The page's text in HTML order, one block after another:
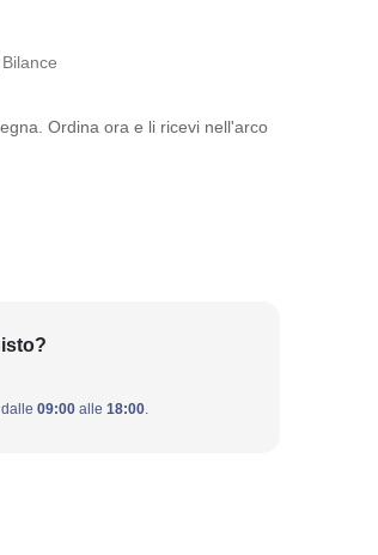
Bilance
Ordina ora e li ricevi nell'arco
09:00alle 18:00.